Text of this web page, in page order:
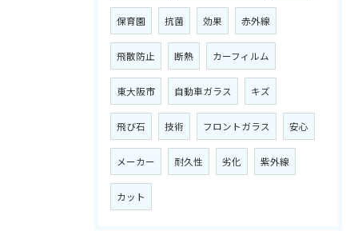
保育園 抗菌 効果 赤外線
飛散防止 断熱 カーフィルム
東大阪市 自動車ガラス キズ
飛び石 技術 フロントガラス 安心
メーカー 耐久性 劣化 紫外線
カット